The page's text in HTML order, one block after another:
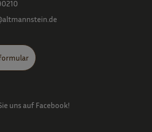
uns auf Facebook!